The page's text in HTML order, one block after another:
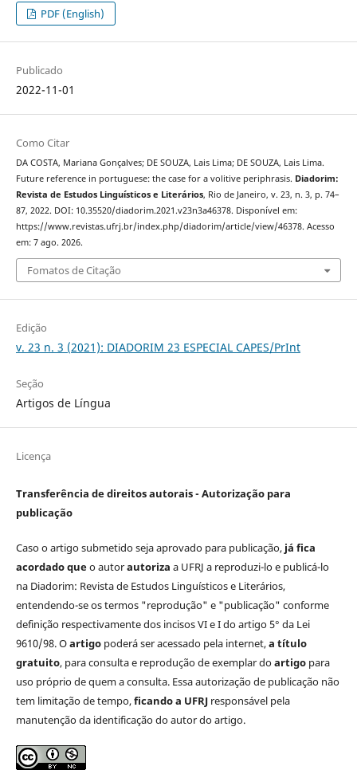
PDF (English)
Publicado
2022-11-01
Como Citar
DA COSTA, Mariana Gonçalves; DE SOUZA, Lais Lima; DE SOUZA, Lais Lima.
Future reference in portuguese: the case for a volitive periphrasis. Diadorim:
Revista de Estudos Linguísticos e Literários, Rio de Janeiro, v. 23, n. 3, p. 74–
87, 2022. DOI: 10.35520/diadorim.2021.v23n3a46378. Disponível em:
https://www.revistas.ufrj.br/index.php/diadorim/article/view/46378. Acesso
em: 7 ago. 2026.
Fomatos de Citação
Edição
v. 23 n. 3 (2021): DIADORIM 23 ESPECIAL CAPES/PrInt
Seção
Artigos de Língua
Licença
Transferência de direitos autorais - Autorização para
publicação
Caso o artigo submetido seja aprovado para publicação, já fica
acordado queo autorautoriza a UFRJ a reproduzi-lo e publicá-lo
na Diadorim: Revista de Estudos Linguísticos e Literários,
entendendo-se os termos "reprodução" e "publicação" conforme
definição respectivamente dos incisos VI e I do artigo 5° da Lei
9610/98. Oartigopoderá ser acessado pela internet,a título
gratuito, para consulta e reprodução de exemplar doartigopara
uso próprio de quem a consulta. Essa autorização de publicação não
tem limitação de tempo,ficando a UFRJresponsável pela
manutenção da identificação do autor do artigo.